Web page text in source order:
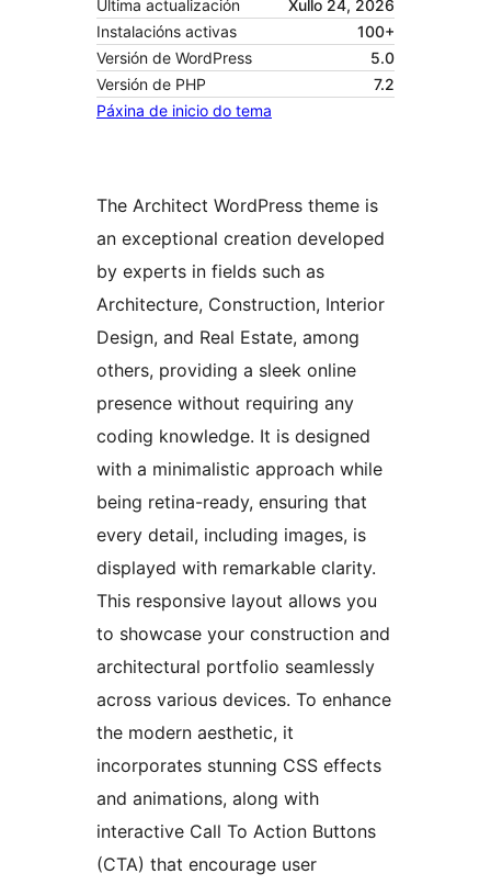
Última actualización
Xullo 24, 2026
Instalacións activas
100+
Versión de WordPress
5.0
Versión de PHP
7.2
Páxina de inicio do tema
The Architect WordPress theme is
an exceptional creation developed
by experts in fields such as
Architecture, Construction, Interior
Design, and Real Estate, among
others, providing a sleek online
presence without requiring any
coding knowledge. It is designed
with a minimalistic approach while
being retina-ready, ensuring that
every detail, including images, is
displayed with remarkable clarity.
This responsive layout allows you
to showcase your construction and
architectural portfolio seamlessly
across various devices. To enhance
the modern aesthetic, it
incorporates stunning CSS effects
and animations, along with
interactive Call To Action Buttons
(CTA) that encourage user